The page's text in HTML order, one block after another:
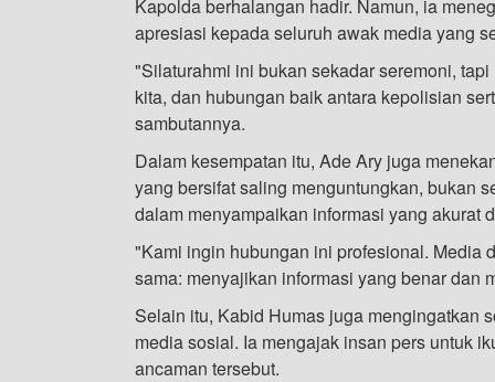
Kapolda berhalangan hadir. Namun, ia
apresiasi kepada seluruh awak media yang
"Silaturahmi ini bukan sekadar seremoni,
kita, dan hubungan baik antara kepolisian
sambutannya.
Dalam kesempatan itu, Ade Ary juga
yang bersifat saling menguntungkan, bukan
dalam menyampaikan informasi yang akurat
"Kami ingin hubungan ini profesional. Media
sama: menyajikan informasi yang benar dan
Selain itu, Kabid Humas juga mengingatkan
media sosial. Ia mengajak insan pers untuk
ancaman tersebut.